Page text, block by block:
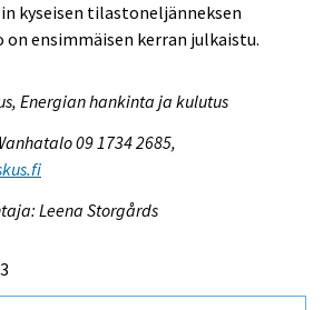
kyseisen tilastoneljänneksen
ensimmäisen kerran julkaistu.
Energian hankinta ja kulutus
09 1734 2685,
Leena Storgårds